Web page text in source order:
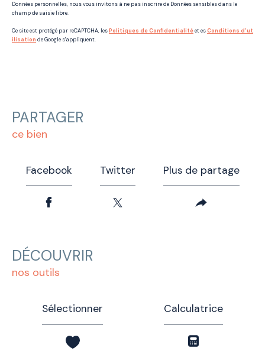
Données personnelles, nous vous invitons à ne pas inscrire de Données sensibles dans le
champ de saisie libre.
Ce site est protégé par reCAPTCHA, lesPolitiques de Confidentialitéet esConditions d'ut
ilisation de Google s'appliquent.
PARTAGER
ce bien
Facebook Twitter Plus de partage
DÉCOUVRIR
nos outils
Sélectionner Calculatrice